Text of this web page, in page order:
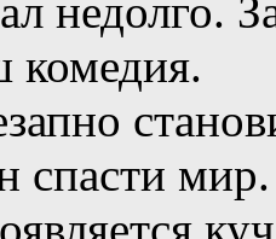
недолго.
комедия.
спасти